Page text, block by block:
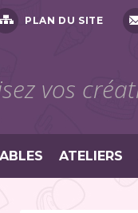
PLAN DU SITE
vos
ATELIERS